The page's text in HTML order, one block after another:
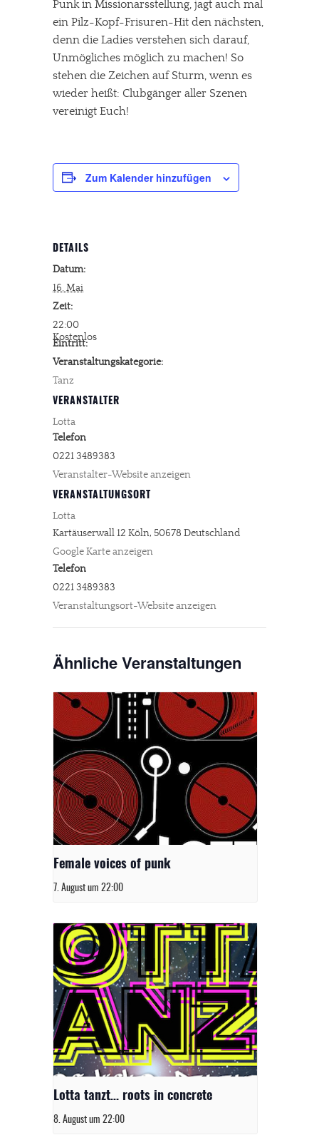
Punk in Missionarsstellung, jagt auch mal
ein Pilz-Kopf-Frisuren-Hit den nächsten,
denn die Ladies verstehen sich darauf,
Unmögliches möglich zu machen! So
stehen die Zeichen auf Sturm, wenn es
wieder heißt: Clubgänger aller Szenen
vereinigt Euch!
Zum Kalender hinzufügen
DETAILS
Datum:
16. Mai
Zeit:
22:00
Eintritt:
Kostenlos
Veranstaltungskategorie:
Tanz
VERANSTALTUNGSORT
Lotta
Kartäuserwall 12 Köln, 50678 Deutschland
Google Karte anzeigen
Telefon
0221 3489383
Veranstaltungsort-Website anzeigen
VERANSTALTER
Lotta
Telefon
0221 3489383
Veranstalter-Website anzeigen
Ähnliche Veranstaltungen
Female voices of punk
7. August um 22:00
Lotta tanzt… roots in concrete
8. August um 22:00